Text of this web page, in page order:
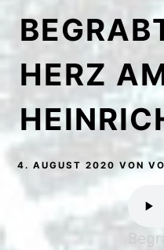
HERZ
4. AUGUST 2020 VON